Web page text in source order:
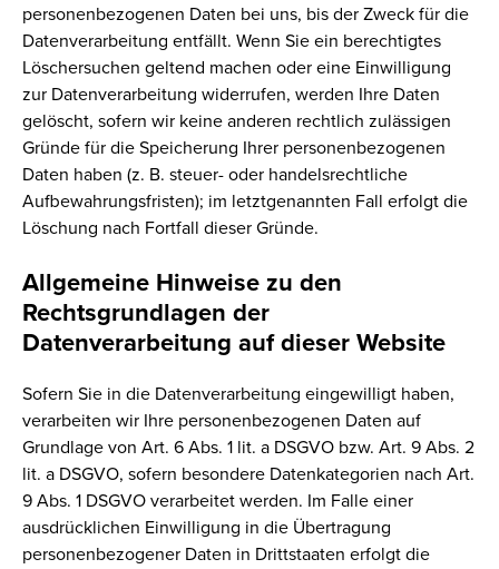
personenbezogenen Daten bei uns, bis der Zweck für die
Datenverarbeitung entfällt. Wenn Sie ein berechtigtes
Löschersuchen geltend machen oder eine Einwilligung
zur Datenverarbeitung widerrufen, werden Ihre Daten
gelöscht, sofern wir keine anderen rechtlich zulässigen
Gründe für die Speicherung Ihrer personenbezogenen
Daten haben (z. B. steuer- oder handelsrechtliche
Aufbewahrungsfristen); im letztgenannten Fall erfolgt die
Löschung nach Fortfall dieser Gründe.
Allgemeine Hinweise zu den
Rechtsgrundlagen der
Datenverarbeitung auf dieser Website
Sofern Sie in die Datenverarbeitung eingewilligt haben,
verarbeiten wir Ihre personenbezogenen Daten auf
Grundlage von Art. 6 Abs. 1 lit. a DSGVO bzw. Art. 9 Abs. 2
lit. a DSGVO, sofern besondere Datenkategorien nach Art.
9 Abs. 1 DSGVO verarbeitet werden. Im Falle einer
ausdrücklichen Einwilligung in die Übertragung
personenbezogener Daten in Drittstaaten erfolgt die